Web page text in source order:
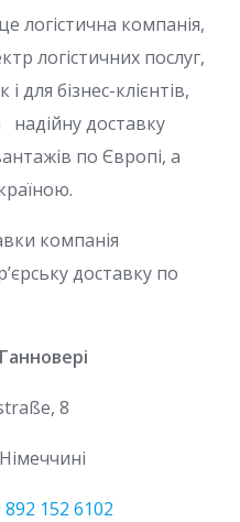
логістична компанія,
логістичних послуг,
для бізнес-клієнтів,
доставку
по Європі, а
компанія
доставку по
8
892 152 6102